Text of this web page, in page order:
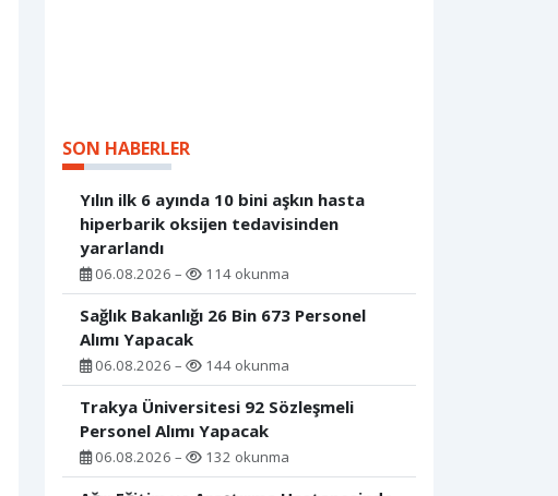
SON HABERLER
Yılın ilk 6 ayında 10 bini aşkın hasta
hiperbarik oksijen tedavisinden
yararlandı
06.08.2026 – 114 okunma
Sağlık Bakanlığı 26 Bin 673 Personel
Alımı Yapacak
06.08.2026 – 144 okunma
Trakya Üniversitesi 92 Sözleşmeli
Personel Alımı Yapacak
06.08.2026 – 132 okunma